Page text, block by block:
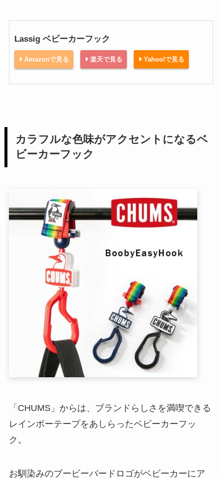
Lassig ベビーカーフック
Amazonで見る 楽天で見る Yahoo!で見る
カラフルな色味がアクセントになるベ
ビーカーフック
「CHUMS」からは、ブランドらしさを満喫できる
レインボーテープをあしらったベビーカーフッ
ク。
お馴染みのブービーバードロゴがベビーカーにア